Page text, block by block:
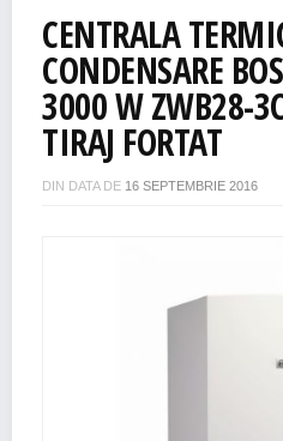
CENTRALA
CONDENSARE
3000 W ZWB28-
TIRAJ FORTAT
DIN DATA DE 16 SEPTEMBRIE 2016